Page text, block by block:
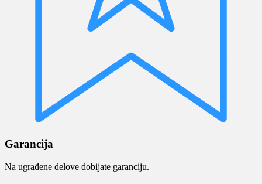
Garancija
Na ugrađene delove dobijate garanciju.